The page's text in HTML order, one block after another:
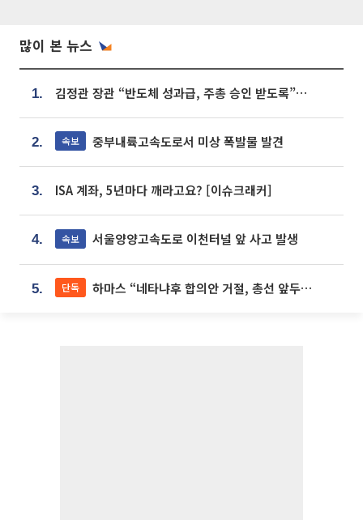
많이 본 뉴스
1. 김정관 장관 “반도체 성과급, 주총 승인 받도록”…상법·자본시장법 개정 시사
2. 속보 중부내륙고속도로서 미상 폭발물 발견
3. ISA 계좌, 5년마다 깨라고요? [이슈크래커]
4. 속보 서울양양고속도로 이천터널 앞 사고 발생
5. 단독 하마스 “네타냐후 합의안 거절, 총선 앞두고 시간 끌기”